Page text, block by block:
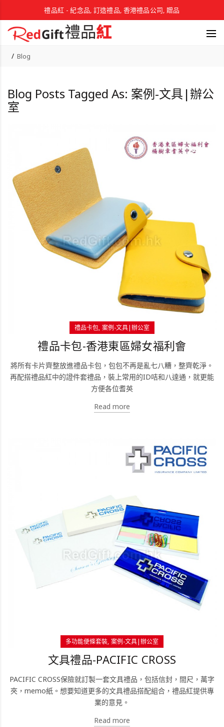
禮品紅 - 紀念品, 訂造禮品, 香港禮品公司, 贈品
Blog
Blog Posts Tagged As: 案例-文具|辦公
室
禮品卡包 案例-文具|辦公室
禮品卡包-香港東區婦女福利會
將所有卡片齊整放進禮品卡包，包包不再是亂七八糟，整齊乾淨。
再配搭禮品紅中的證件套禮品，裝上常用的ID咭和八達通，就更能
方便各位耆英
Read more
多功能便條套裝 案例-文具|辦公室
文具禮品-PACIFIC CROSS
PACIFIC CROSS保險就訂製一套文具禮品，包括信封，間尺，萬字
夾，memo紙。想要知道更多的文具禮品搭配組合，禮品紅提供專
業的意見。
Read more